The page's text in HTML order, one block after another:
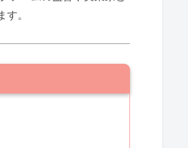
。